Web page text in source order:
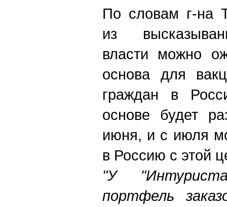
По словам г-на
из
власти можно
основа для
граждан в
основе будет
июня, и с июля
в Россию с этой
"У
портфель